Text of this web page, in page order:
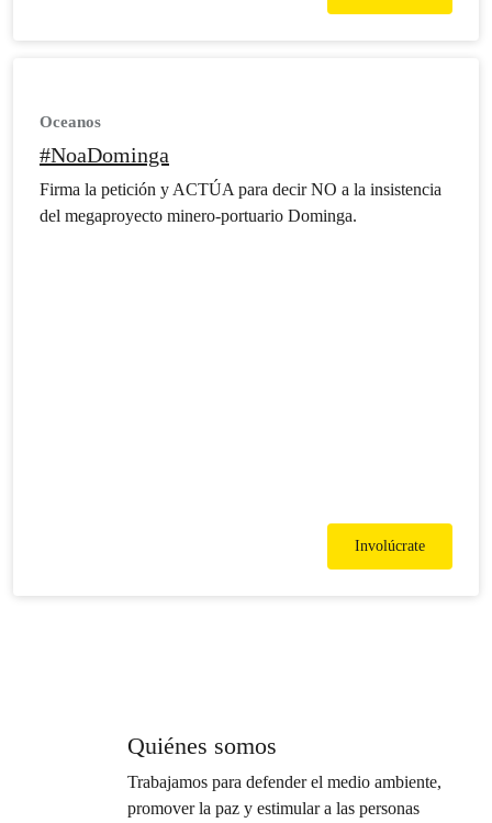
Oceanos
#NoaDominga
Firma la petición y ACTÚA para decir NO a la insistencia
del megaproyecto minero-portuario Dominga.
Involúcrate
Quiénes somos
Trabajamos para defender el medio ambiente,
promover la paz y estimular a las personas